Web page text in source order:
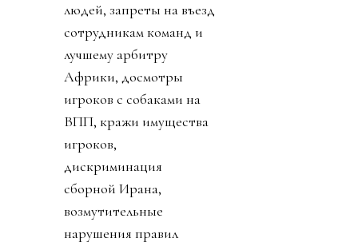
людей, запреты на въезд
сотрудникам команд и
лучшему арбитру
Африки, досмотры
игроков с собаками на
ВПП, кражи имущества
игроков,
дискриминация
сборной Ирана,
возмутительные
нарушения правил